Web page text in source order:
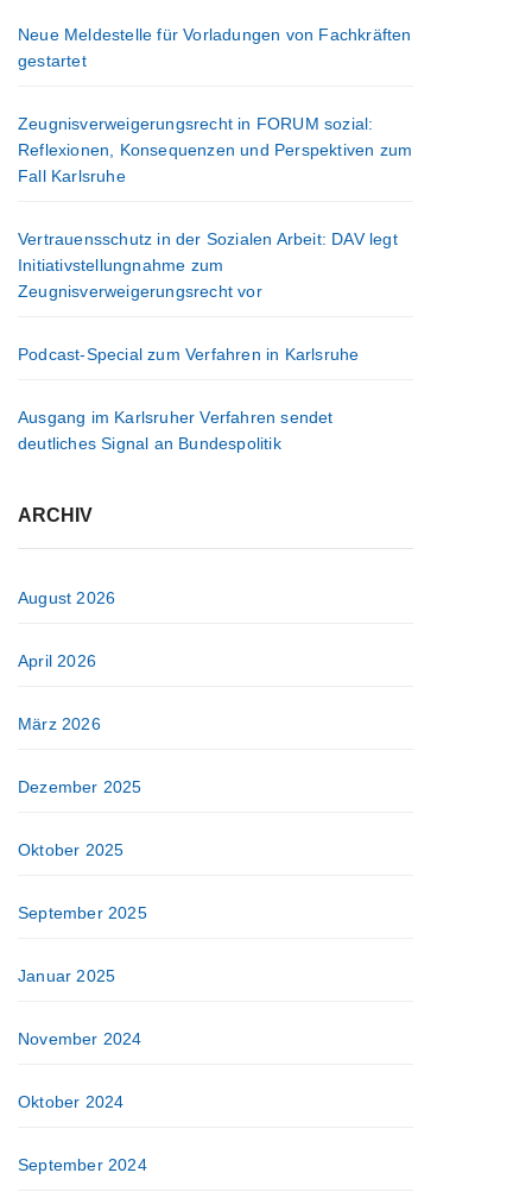
Neue Meldestelle für Vorladungen von Fachkräften
gestartet
Zeugnisverweigerungsrecht in FORUM sozial:
Reflexionen, Konsequenzen und Perspektiven zum
Fall Karlsruhe
Vertrauensschutz in der Sozialen Arbeit: DAV legt
Initiativstellungnahme zum
Zeugnisverweigerungsrecht vor
Podcast-Special zum Verfahren in Karlsruhe
Ausgang im Karlsruher Verfahren sendet
deutliches Signal an Bundespolitik
ARCHIV
August 2026
April 2026
März 2026
Dezember 2025
Oktober 2025
September 2025
Januar 2025
November 2024
Oktober 2024
September 2024